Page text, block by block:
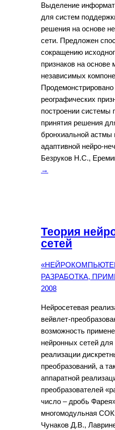
Выделение
для систем
решения на основе
сети. Предложен
сокращению
признаков на основе
независимых
реографических
построении системы
принятия решения
бронхиальной астмы
адаптивной нейро-
Безруков Н.С.,
→
Теория
сетей
РАЗРАБОТКА,
2008
Нейросетевая
вейвлет-
возможность
нейронных сетей
реализации
преобразований, а
аппаратной
преобразователей
число – дробь
многомодульная
Чунаков Д.В.,